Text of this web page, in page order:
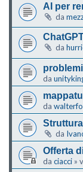
AI per
da
da
da
da
da
Offerta
da ciacci »